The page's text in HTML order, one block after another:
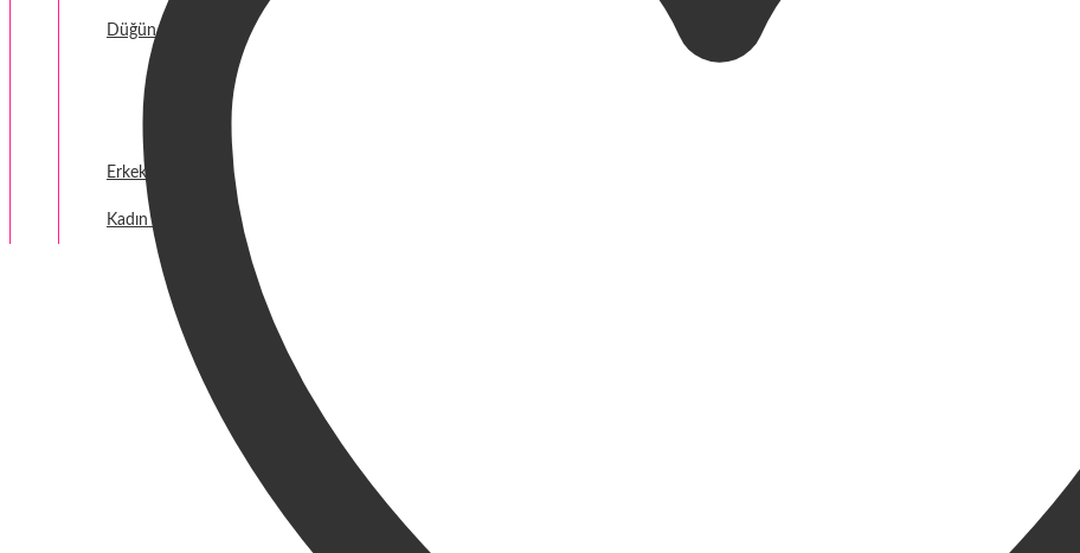
Düğün Hazırlığı
Erkek Giyim
Kadın Giyim